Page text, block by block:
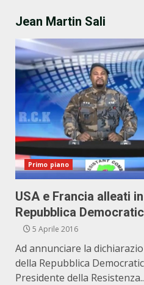
Jean Martin Sali
Primo piano
USA e Francia alleati
Repubblica
5 Aprile 2016
Ad annunciare la
della Repubblica
Presidente della